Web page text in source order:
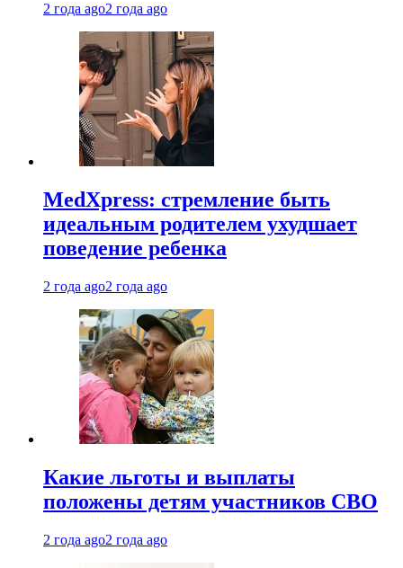
2 года ago2 года ago
MedXpress: стремление быть
идеальным родителем ухудшает
поведение ребенка
2 года ago2 года ago
Какие льготы и выплаты
положены детям участников СВО
2 года ago2 года ago